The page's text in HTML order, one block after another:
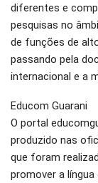
diferentes e
pesquisas no
de funções de
passando pela
internacional e a
Educom Guarani
O portal
produzido nas
que foram
promover a